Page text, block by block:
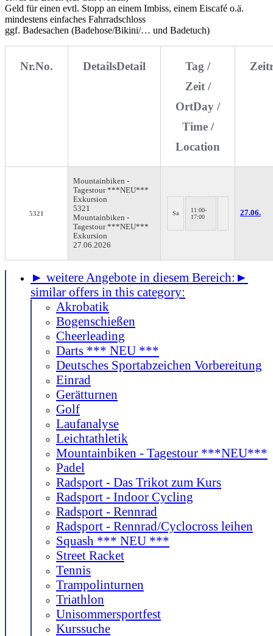
Geld für einen evtl. Stopp an einem Imbiss, einem Eiscafé o.ä.
mindestens einfaches Fahrradschloss
ggf. Badesachen (Badehose/Bikini/… und Badetuch)
Nr.No. DetailsDetail
Tag /
Zeit /
OrtDay /
Time /
Location
5321
Mountainbiken -
Tagestour ***NEU***
Exkursion
5321
Mountainbiken -
Tagestour ***NEU***
Exkursion
27.06.2026
Sa
11:00-
17:00
27.06.
► weitere Angebote in diesem Bereich: ►
similar offers in this category:
Akrobatik
Bogenschießen
Cheerleading
Darts *** NEU ***
Deutsches Sportabzeichen Vorbereitung
Einrad
Gerätturnen
Golf
Laufanalyse
Leichtathletik
Mountainbiken - Tagestour ***NEU***
Padel
Radsport - Das Trikot zum Kurs
Radsport - Indoor Cycling
Radsport - Rennrad
Radsport - Rennrad/Cyclocross leihen
Squash *** NEU ***
Street Racket
Tennis
Trampolinturnen
Triathlon
Unisommersportfest
Kurssuche